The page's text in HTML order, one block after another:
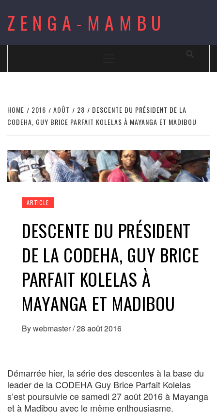
content
ZENGA-MAMBU
HOME 2016 AOÛT 28
DESCENTE DU PRÉSIDENT DE LA
CODEHA, GUY BRICE PARFAIT KOLELAS À MAYANGA ET MADIBOU
ARTICLE
DESCENTE DU PRÉSIDENT
DE LA CODEHA, GUY BRICE
PARFAIT KOLELAS À
MAYANGA ET MADIBOU
Bywebmaster/28 août 2016
Démarrée hier, la série des descentes à la base du
leader de la CODEHA Guy Brice Parfait Kolelas
s’est poursuivie ce samedi 27 août 2016 à Mayanga
et à Madibou avec le même enthousiasme.